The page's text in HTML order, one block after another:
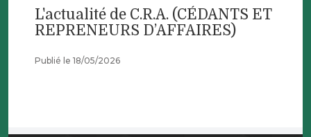
L'actualité de C.R.A. (CÉDANTS ET
REPRENEURS D’AFFAIRES)
Publié le 18/05/2026